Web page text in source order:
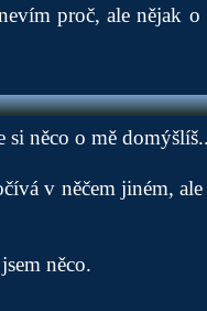
proč, ale nějak o
si něco o mě
v něčem jiném,
něco.